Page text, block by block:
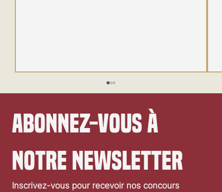
Festival de Locarno 2026: Taxi Driver
Abonnez-vous à
notre newsletter
Inscrivez-vous pour recevoir nos concours